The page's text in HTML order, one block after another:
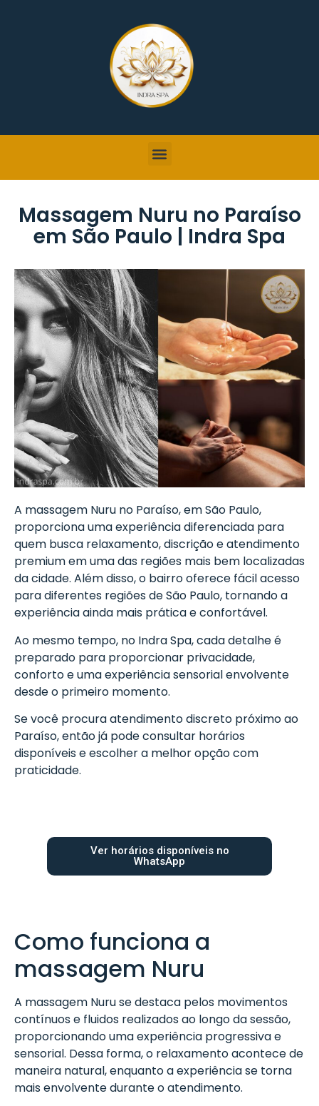
Massagem Nuru no Paraíso
em São Paulo | Indra Spa
A massagem Nuru no Paraíso, em São Paulo,
proporciona uma experiência diferenciada para
quem busca relaxamento, discrição e atendimento
premium em uma das regiões mais bem localizadas
da cidade. Além disso, o bairro oferece fácil acesso
para diferentes regiões de São Paulo, tornando a
experiência ainda mais prática e confortável.
Ao mesmo tempo, no Indra Spa, cada detalhe é
preparado para proporcionar privacidade,
conforto e uma experiência sensorial envolvente
desde o primeiro momento.
Se você procura atendimento discreto próximo ao
Paraíso, então já pode consultar horários
disponíveis e escolher a melhor opção com
praticidade.
Ver horários disponíveis no
WhatsApp
Como funciona a
massagem Nuru
A massagem Nuru se destaca pelos movimentos
contínuos e fluidos realizados ao longo da sessão,
proporcionando uma experiência progressiva e
sensorial. Dessa forma, o relaxamento acontece de
maneira natural, enquanto a experiência se torna
mais envolvente durante o atendimento.